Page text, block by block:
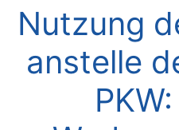
Nutzung
anstelle